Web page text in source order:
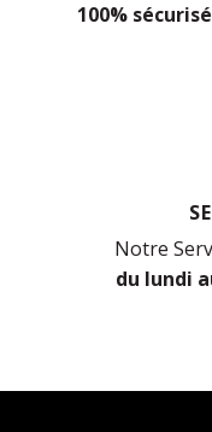
100%
Notre
du lundi